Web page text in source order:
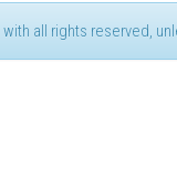
all rights reserved,